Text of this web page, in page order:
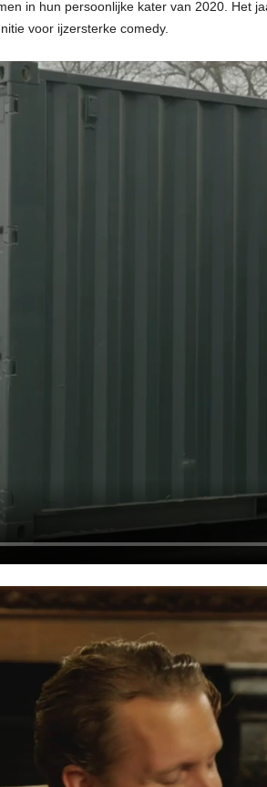
in hun persoonlijke kater van 2020. Het
voor ijzersterke comedy.